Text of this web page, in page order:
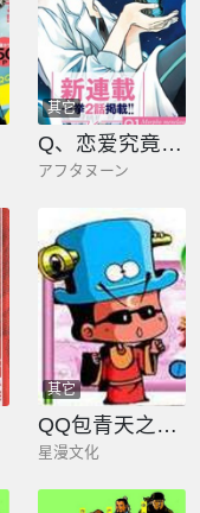
其它
Q、恋爱究竟是什么呢？
アフタヌーン
其它
QQ包青天之青天出道
星漫文化